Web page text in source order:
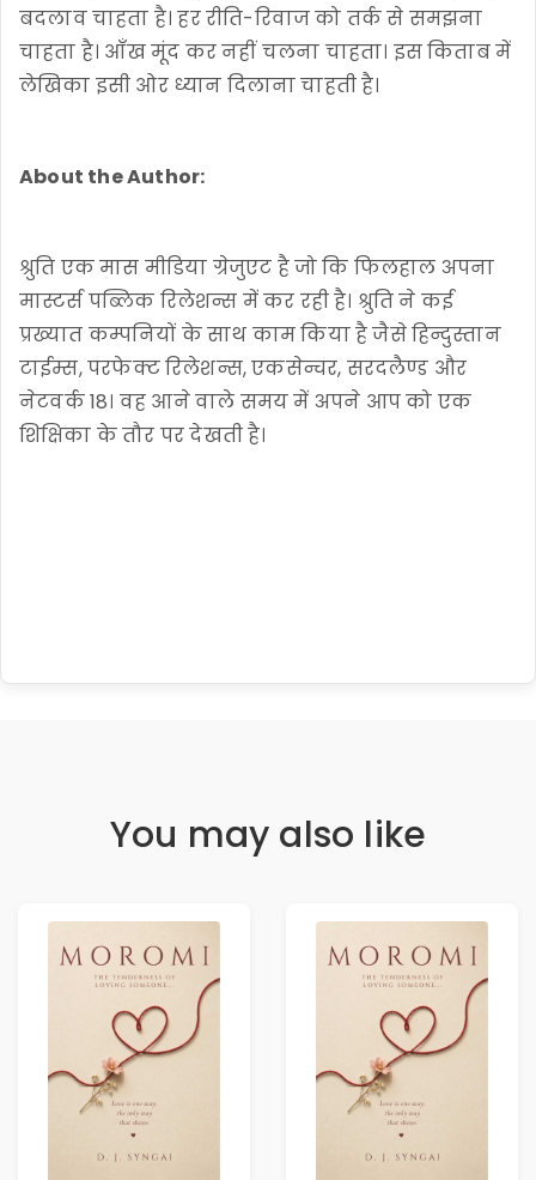
बदलाव चाहता है। हर रीति-रिवाज को तर्क से समझना
चाहता है। आँख मूंद कर नहीं चलना चाहता। इस किताब में
लेखिका इसी ओर ध्यान दिलाना चाहती है।
About the Author:
श्रुति एक मास मीडिया ग्रेजुएट है जो कि फिलहाल अपना
मास्टर्स पब्लिक रिलेशन्स में कर रही है। श्रुति ने कई
प्रख्यात कम्पनियों के साथ काम किया है जैसे हिन्दुस्तान
टाईम्स, परफेक्ट रिलेशन्स, एकसेन्चर, सरदलैण्ड और
नेटवर्क 18। वह आने वाले समय में अपने आप को एक
शिक्षिका के तौर पर देखती है।
You may also like